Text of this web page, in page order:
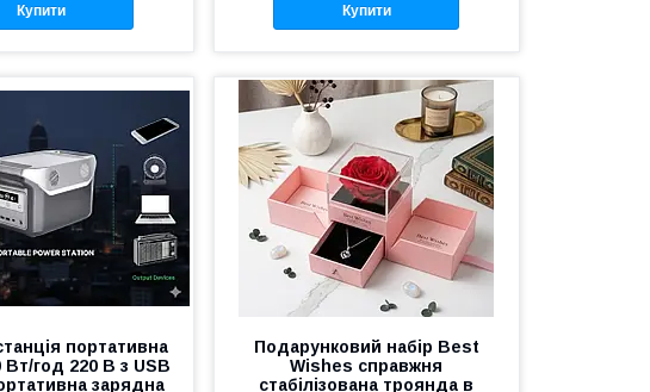
Купити Купити
портативна
Вт/год 220 В з USB
зарядна
Подарунковий набір Best
Wishes справжня
стабілізована троянда в